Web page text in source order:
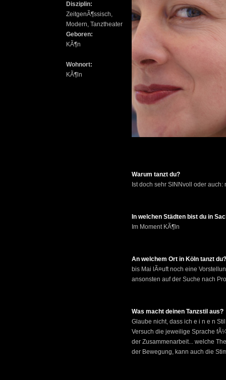
Disziplin:
ZeitgenÃ¶ssisch,
Modern, Tanztheater
Geboren:
KÃ¶n
Wohnort:
KÃ¶ln
Warum tanzt du?
Ist doch sehr SINNvoll oder auch:
In welchen Städten bist du in
Im Moment KÃ¶ln
An welchem Ort in Köln tanzt du?
bis Mai lÃ¤uft noch eine
ansonsten auf der Suche nach
Was macht deinen Tanzstil aus?
Glaube nicht, dass ich e i n e n
Versuch die jeweilige Sprache
der Zusammenarbeit... welche
der Bewegung, kann auch die